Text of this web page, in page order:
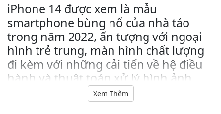
iPhone 14 được xem là mẫu
smartphone bùng nổ của nhà táo
trong năm 2022, ấn tượng với ngoại
hình trẻ trung, màn hình chất lượng
đi kèm với những cải tiến về hệ điều
hành và thuật toán xử lý hình ảnh,
giúp máy trở thành cái tên thu hút
được đông đảo người dùng quan tâm
Xem Thêm